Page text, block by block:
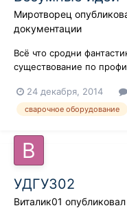
Миротворец
документации
Всё что сродни
существование по
24 декабря, 2014
сварочное оборудование
УДГУ302
Виталик01